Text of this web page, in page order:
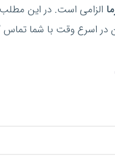
الزامی است. در این
در اسرع وقت با شما تماس